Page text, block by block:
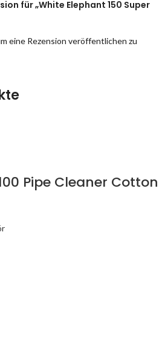
für „White Elephant 150 Super
eine Rezension veröffentlichen zu
Pipe Cleaner Cotton